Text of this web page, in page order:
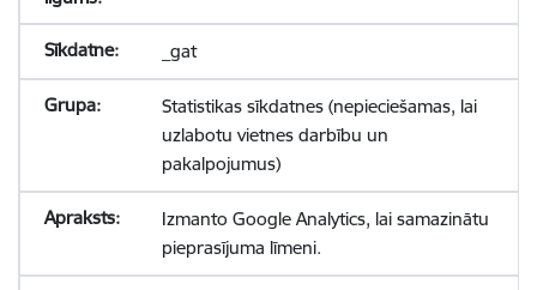
_gat
Statistikas sīkdatnes (nepieciešamas, lai
uzlabotu vietnes darbību un
pakalpojumus)
Izmanto Google Analytics, lai samazinātu
pieprasījuma līmeni.